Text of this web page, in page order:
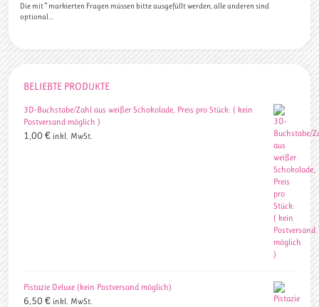
Die mit * markierten Fragen müssen bitte ausgefüllt werden, alle anderen sind
optional…
BELIEBTE PRODUKTE
3D-Buchstabe/Zahl aus weißer Schokolade, Preis pro Stück: ( kein
Postversand möglich )
1,00 € inkl. MwSt.
Pistazie Deluxe (kein Postversand möglich)
6,50 € inkl. MwSt.